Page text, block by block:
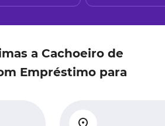
a Cachoeiro de
Empréstimo para